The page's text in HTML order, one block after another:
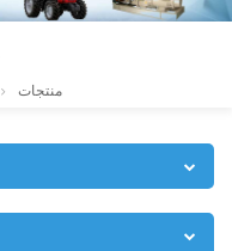
منتجات